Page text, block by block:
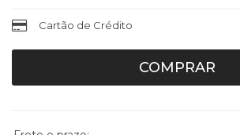
Cartão de Crédito
COMPRAR